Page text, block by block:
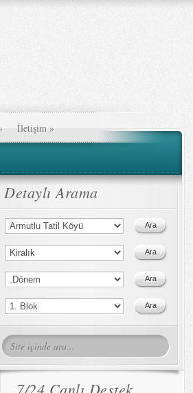
İletişim »
Detaylı Arama
7/24 Canlı Destek